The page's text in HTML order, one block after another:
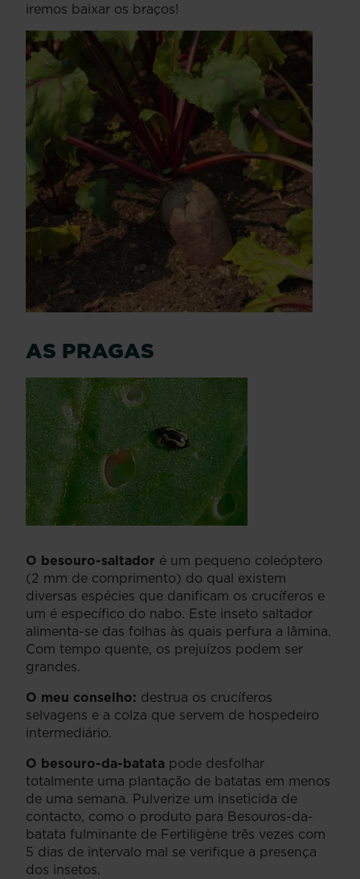
iremos baixar os braços!
AS PRAGAS
O besouro-saltador é um pequeno coleóptero
(2 mm de comprimento) do qual existem
diversas espécies que danificam os crucíferos e
um é específico do nabo. Este inseto saltador
alimenta-se das folhas às quais perfura a lâmina.
Com tempo quente, os prejuízos podem ser
grandes.
O meu conselho: destrua os crucíferos
selvagens e a colza que servem de hospedeiro
intermediário.
O besouro-da-batata pode desfolhar
totalmente uma plantação de batatas em menos
de uma semana. Pulverize um inseticida de
contacto, como o produto para Besouros-da-
batata fulminante de Fertiligène três vezes com
5 dias de intervalo mal se verifique a presença
dos insetos.